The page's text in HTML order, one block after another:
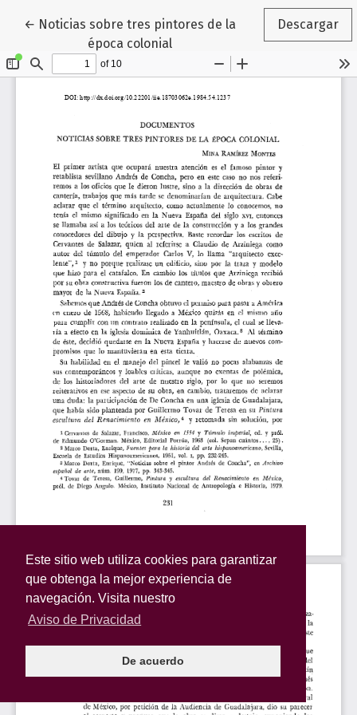
Este sitio web utiliza cookies para garantizar
que obtenga la mejor experiencia de
navegación. Visita nuestro
Aviso de Privacidad
De acuerdo
← Volver a los detalles del artículo
Noticias sobre tres pintores de la
época colonial
Descargar